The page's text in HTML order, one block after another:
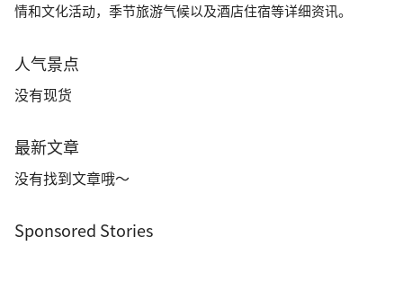
情和文化活动，季节旅游气候以及酒店住宿等详细资讯。
人气景点
没有现货
最新文章
没有找到文章哦～
Sponsored Stories